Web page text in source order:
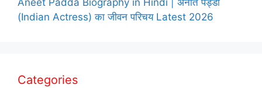
Aneet Padda Biography in Hindi | अनीत पड्डा
(Indian Actress) का जीवन परिचय Latest 2026
Categories